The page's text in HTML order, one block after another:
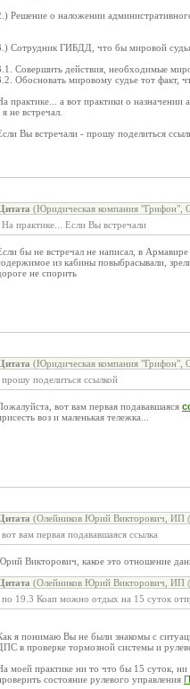
Решение о наложении
Сотрудник ГИБДД, что бы мировой
Совершить действия, необходимые
Обосновать мировому судье тот факт,
практике... а вот практики о назначении
я не встречал.
Вы встречали - прошу поделиться
(Юридическая компания
На практике... Если Вы встречали
бы не встречал не написал, в
из кабины повыбрасывали,
не спорить
(Юридическая компания
прошу поделиться ссылкой
вот вам первая подававшаяся
воз и маленькая тележка...
(Олейников Юрий Викторович, ИП
вот вам первая подававшаяся ссылка
Викторович, какое это отношение
(Олейников Юрий Викторович, ИП
по 19.3 Коап можно отдых на 15 суток
я понимаю Вы не были знакомы с
в проверке тормозной системы и
моей практике ни то что бы 15 суток, ни
состояние рулевого управления